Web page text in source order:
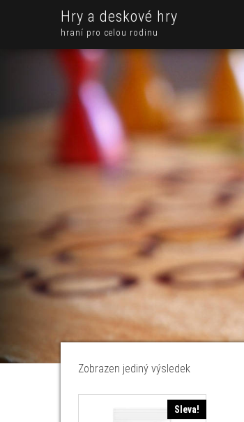
Hry a deskové hry
hraní pro celou rodinu
Zobrazen jediný výsledek
Sleva!